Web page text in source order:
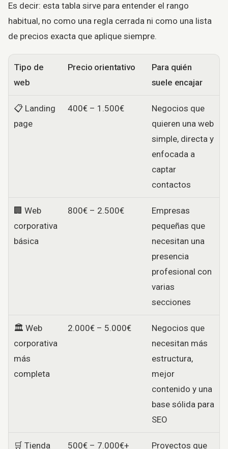
Es decir: esta tabla sirve para entender el rango
habitual, no como una regla cerrada ni como una lista
de precios exacta que aplique siempre.
Tipo de
web
Precio orientativo
Para quién
suele encajar
📋 Landing
page
400€ – 1.500€
Negocios que
quieren una web
simple, directa y
enfocada a
captar
contactos
🏢 Web
corporativa
básica
800€ – 2.500€
Empresas
pequeñas que
necesitan una
presencia
profesional con
varias
secciones
🏛️ Web
corporativa
más
completa
2.000€ – 5.000€
Negocios que
necesitan más
estructura,
mejor
contenido y una
base sólida para
SEO
🛒 Tienda 500€ – 7.000€+ Proyectos que